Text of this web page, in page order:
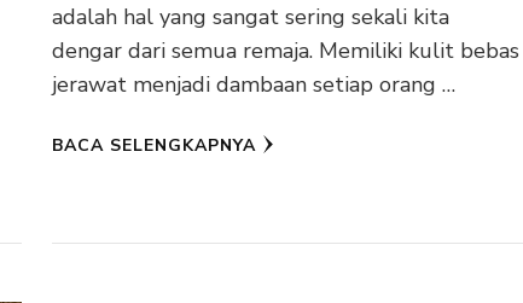
adalah hal yang sangat sering sekali kita
dengar dari semua remaja. Memiliki kulit bebas
jerawat menjadi dambaan setiap orang …
BACA SELENGKAPNYA